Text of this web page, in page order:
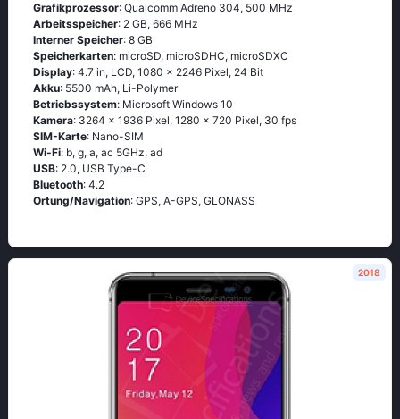
Grafikprozessor: Qualcomm Adreno 304, 500 MHz
Arbeitsspeicher: 2 GB, 666 MHz
Interner Speicher: 8 GB
Speicherkarten: microSD, microSDHC, microSDXC
Display: 4.7 in, LCD, 1080 x 2246 Pixel, 24 Bit
Akku: 5500 mAh, Li-Polymer
Betriebssystem: Мiсrоsоft Windоws 10
Kamera: 3264 x 1936 Pixel, 1280 x 720 Pixel, 30 fps
SIM-Karte: Nano-SIM
Wi-Fi: b, g, а, ас 5GНz, аd
USB: 2.0, USB Type-C
Bluetooth: 4.2
Ortung/Navigation: GРS, А-GРS, GLОΝАSS
2018